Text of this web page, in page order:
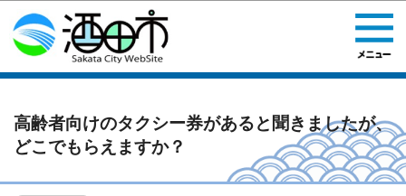
このページの本文へ移動
高齢者向けのタクシー券があると聞きましたが、
どこでもらえますか？